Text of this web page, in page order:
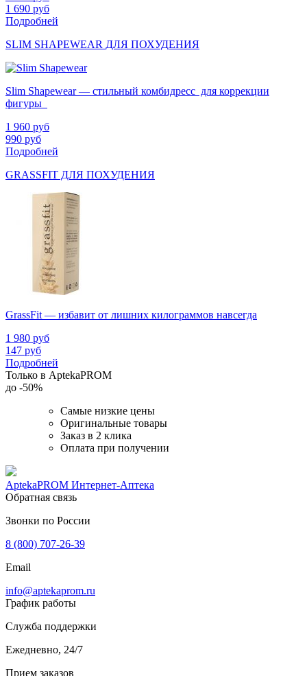
1 690 руб
Подробней
SLIM SHAPEWEAR ДЛЯ ПОХУДЕНИЯ
Slim Shapewear — стильный комбидресс для коррекции
фигуры
1 960 руб
990 руб
Подробней
GRASSFIT ДЛЯ ПОХУДЕНИЯ
GrassFit — избавит от лишних килограммов навсегда
1 980 руб
147 руб
Подробней
Только в AptekaPROM
до -50%
Самые низкие цены
Оригинальные товары
Заказ в 2 клика
Оплата при получении
AptekaPROM Интернет-Аптека
Обратная связь
Звонки по России
8 (800) 707-26-39
Email
info@aptekaprom.ru
График работы
Служба поддержки
Ежедневно, 24/7
Прием заказов